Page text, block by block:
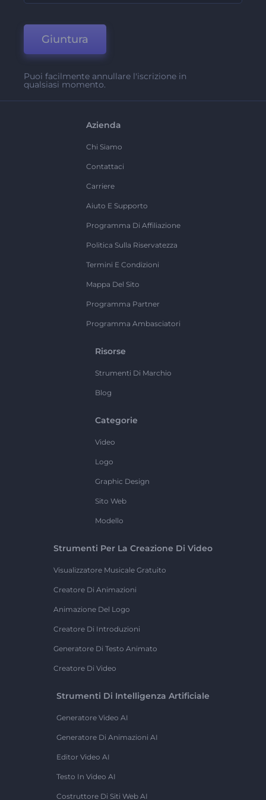
Giuntura
Puoi facilmente annullare l'iscrizione in
qualsiasi momento.
Azienda
Chi Siamo
Contattaci
Carriere
Aiuto E Supporto
Programma Di Affiliazione
Politica Sulla Riservatezza
Termini E Condizioni
Mappa Del Sito
Programma Partner
Programma Ambasciatori
Risorse
Strumenti Di Marchio
Blog
Categorie
Video
Logo
Graphic Design
Sito Web
Modello
Strumenti Per La Creazione Di Video
Visualizzatore Musicale Gratuito
Creatore Di Animazioni
Animazione Del Logo
Creatore Di Introduzioni
Generatore Di Testo Animato
Creatore Di Video
Strumenti Di Intelligenza Artificiale
Generatore Video AI
Generatore Di Animazioni AI
Editor Video AI
Testo In Video AI
Costruttore Di Siti Web AI